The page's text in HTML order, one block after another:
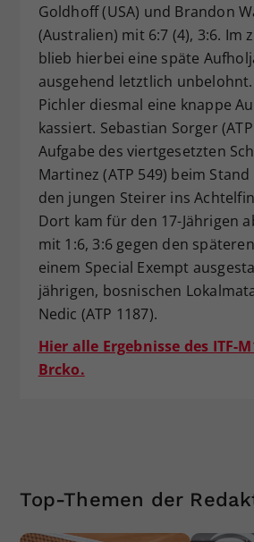
Goldhoff (USA) und Brandon
(Australien) mit 6:7 (4), 3:6. Im
blieb hierbei eine späte
ausgehend letztlich
Pichler diesmal eine knappe
kassiert. Sebastian Sorger
Aufgabe des viertgesetzten
Martinez (ATP 549) beim
den jungen Steirer ins
Dort kam für den 17-Jährigen
mit 1:6, 3:6 gegen den
einem Special Exempt
jährigen, bosnischen
Nedic (ATP 1187).
Hier alle Ergebnisse des ITF-
Brcko.
Top-Themen der